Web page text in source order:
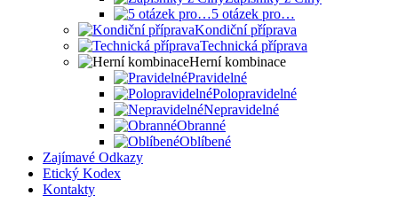
5 otázek pro…
Kondiční příprava
Technická příprava
Herní kombinace
Pravidelné
Polopravidelné
Nepravidelné
Obranné
Oblíbené
Zajímavé Odkazy
Etický Kodex
Kontakty